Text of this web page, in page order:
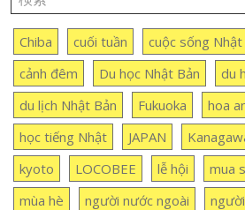
Chiba cuối tuần cuộc sống Nhật
cảnh đêm
Du học Nhật Bản du
du lịch Nhật Bản
Fukuoka hoa
học tiếng Nhật
JAPAN
kyoto
LOCOBEE lễ hội mua
mùa hè
người nước ngoài